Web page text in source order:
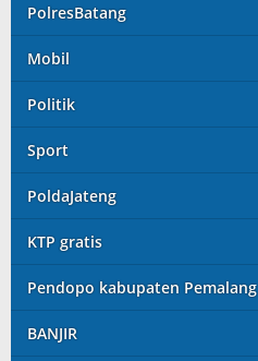
PolresBatang
Mobil
Politik
Sport
PoldaJateng
KTP gratis
Pendopo kabupaten Pemalang
BANJIR